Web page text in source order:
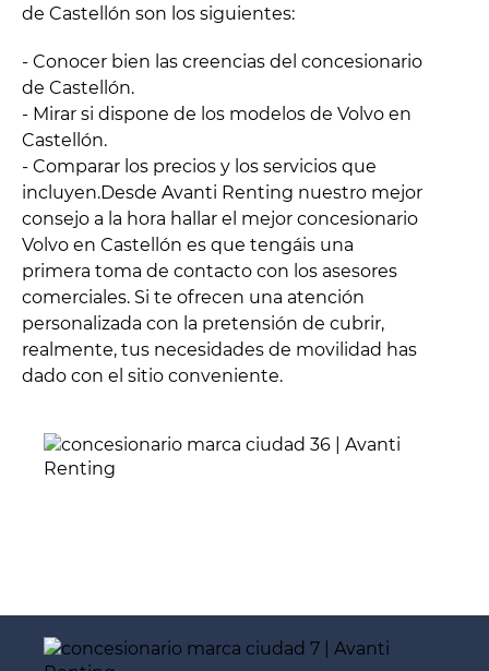
de Castellón son los siguientes:
- Conocer bien las creencias del concesionario
de Castellón.
- Mirar si dispone de los modelos de Volvo en
Castellón.
- Comparar los precios y los servicios que
incluyen.Desde Avanti Renting nuestro mejor
consejo a la hora hallar el mejor concesionario
Volvo en Castellón es que tengáis una
primera toma de contacto con los asesores
comerciales. Si te ofrecen una atención
personalizada con la pretensión de cubrir,
realmente, tus necesidades de movilidad has
dado con el sitio conveniente.